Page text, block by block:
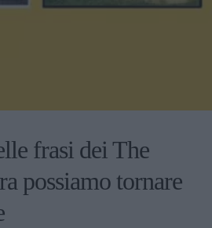
frasi dei The
possiamo tornare